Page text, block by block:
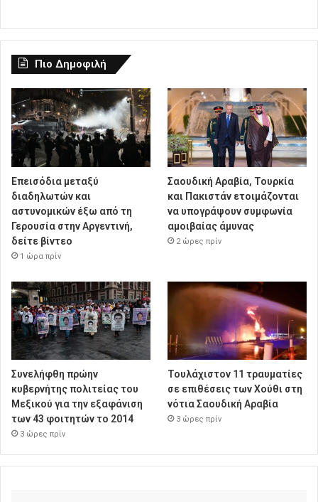
Πιο Δημοφιλή
Επεισόδια μεταξύ
διαδηλωτών και
αστυνομικών έξω από τη
Γερουσία στην Αργεντινή,
δείτε βίντεο
1 ώρα πρίν
Σαουδική Αραβία, Τουρκία
και Πακιστάν ετοιμάζονται
να υπογράψουν συμφωνία
αμοιβαίας άμυνας
2 ώρες πρίν
Συνελήφθη πρώην
κυβερνήτης πολιτείας του
Μεξικού για την εξαφάνιση
των 43 φοιτητών το 2014
3 ώρες πρίν
Τουλάχιστον 11 τραυματίες
σε επιθέσεις των Χούθι στη
νότια Σαουδική Αραβία
3 ώρες πρίν